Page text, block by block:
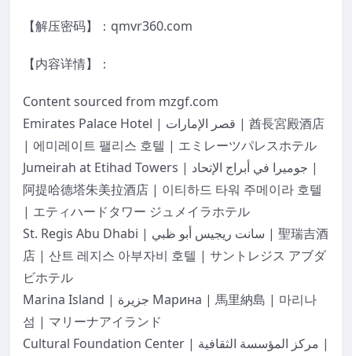
【解压密码】：qmvr360.com
【内容详情】：
Content sourced from mzgf.com
Emirates Palace Hotel | قصر الإمارات | 酋長宮殿酒店
| 에미레이트 팰리스 호텔 | エミレーツパレスホテル
Jumeirah at Etihad Towers | جوميرا في أبراج الإتحاد |
阿提哈德塔朱美拉酒店 | 이티하드 타워 주메이라 호텔
| エティハードタワー ジュメイラホテル
St. Regis Abu Dhabi | سانت ريجيس أبو ظبي | 聖瑞吉酒
店 | 산트 레지스 아부자비 호텔 | サントレジス アブダ
ビホテル
Marina Island | جزيرة Марина | 馬里納島 | 마리나
섬 | マリーナアイランド
Cultural Foundation Center | مركز المؤسسة الثقافية |